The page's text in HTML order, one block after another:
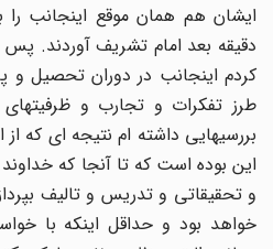
ایشان هم همان موقع اینجانب را
دقیقه بعد امام تشریف آوردند. پس
کردم اینجانب در دوران تحصیل و
طرز تفکرات و تجارب و ظرفیتهای
بررسیهایی داشته ام نتیجه ای که از
این بوده است که تا آنجا که خداوند
و تحقیقاتی و تدریس و تالیف
خواهد بود و حداقل اینکه با